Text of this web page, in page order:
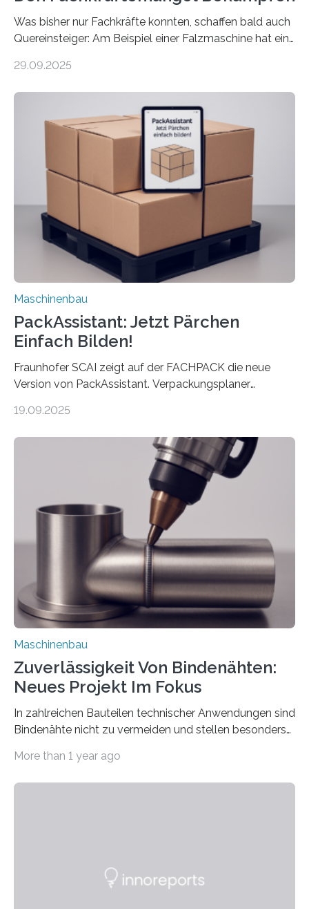
Was bisher nur Fachkräfte konnten, schaffen bald auch
Quereinsteiger: Am Beispiel einer Falzmaschine hat ein
Mensch-Maschine-Schnittstelle so sehr vereinfacht,
Die zugrunde liegende Methodik lässt sich auf alle
anderen Maschinen übertragen. Eine Falzmaschine
umzurüsten ist ein Job für echte Profis. Eine solche
Maschine faltet in Druckereien Broschüren, Prospekte,
Landkarten und vieles mehr – mehrere Zehntausend
Exemplare pro Stunde. Je nach Maschinentyp und
Auftrag kann das Umrüsten…
29.09.2025
Maschinenbau
PackAssistant: Jetzt Pärchen
Einfach Bilden!
Fraunhofer SCAI zeigt auf der FACHPACK die neue
Version von PackAssistant. Verpackungsplaner
Automobil, Maschinenbau und in der Zulieferindustrie.
Teile als eine Einheit verpacken. Die Anordnung kann
der Benutzer vorgeben und erhält so mehr Kontrolle
über die Positionierung der Bauteile. Die ebenfalls neue
Automatisierungsschnittstelle dient dazu, die Software
besser in spezifische Unternehmensprozesse
einzubinden. Sankt Augustin – Zur Messe FACHPACK
vom 23. bis 25. September in Nürnberg…
19.09.2025
Maschinenbau
Zuverlässigkeit Von Bindenähten:
Neues Projekt Im Fokus
In zahlreichen Bauteilen technischer Anwendungen sind
Bindenähte nicht zu vermeiden und stellen besonders
Matrixmaterials eine große Herausforderung dar.
Durch den verstärkten Einsatz von Rezyklaten
More than 1 year ago